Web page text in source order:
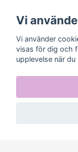
Vi
Vi använder
visas för dig och
upplevelse när